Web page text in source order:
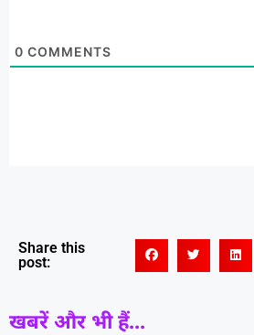
0 COMMENTS
Share this
post:
खबरें और भी हैं...